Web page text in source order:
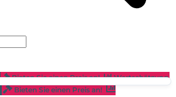
Bieten Sie einen Preis an!
Wertschätzung
Bieten Sie einen Preis an!